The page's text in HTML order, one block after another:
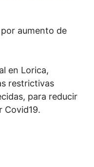
aumento de
en Lorica,
restrictivas
para reducir
Covid19.